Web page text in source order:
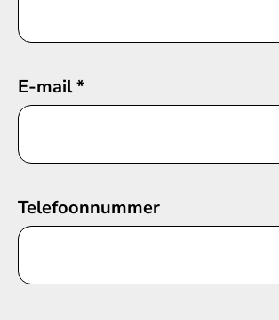
E-mail*
Telefoonnummer